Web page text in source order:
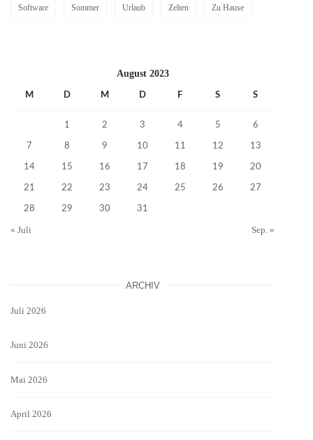
Software Sommer Urlaub Zelten Zu Hause
August 2023
M D M D F S S
1 2 3 4 5 6
7 8 9 10 11 12 13
14 15 16 17 18 19 20
21 22 23 24 25 26 27
28 29 30 31
« Juli Sep. »
ARCHIV
Juli 2026
Juni 2026
Mai 2026
April 2026